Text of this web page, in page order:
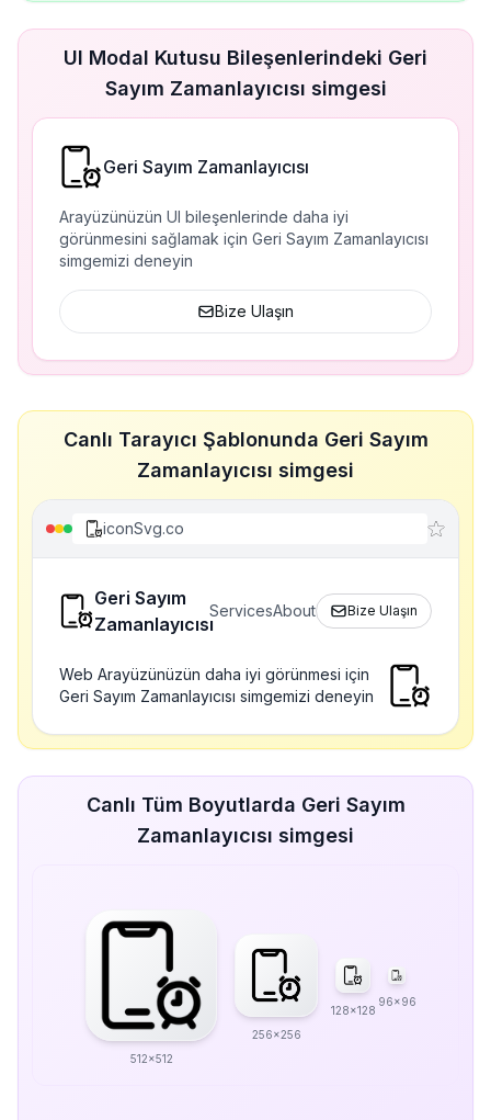
UI Modal Kutusu Bileşenlerindeki Geri
Sayım Zamanlayıcısı simgesi
Geri Sayım Zamanlayıcısı
Arayüzünüzün UI bileşenlerinde daha iyi
görünmesini sağlamak için Geri Sayım Zamanlayıcısı
simgemizi deneyin
Bize Ulaşın
Canlı Tarayıcı Şablonunda Geri Sayım
Zamanlayıcısı simgesi
iconSvg.co
Geri Sayım
Zamanlayıcısı
ServicesAbout Bize Ulaşın
Web Arayüzünüzün daha iyi görünmesi için
Geri Sayım Zamanlayıcısı simgemizi deneyin
Canlı Tüm Boyutlarda Geri Sayım
Zamanlayıcısı simgesi
512x512
256x256
128x128
96x96